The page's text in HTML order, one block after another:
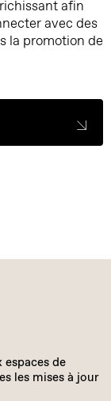
afin
avec des
la promotion de
de
les mises à jour